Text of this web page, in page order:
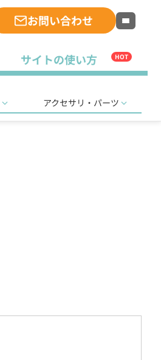
お問い合わせ
サイトの使い方 HOT
アクセサリ・パーツ